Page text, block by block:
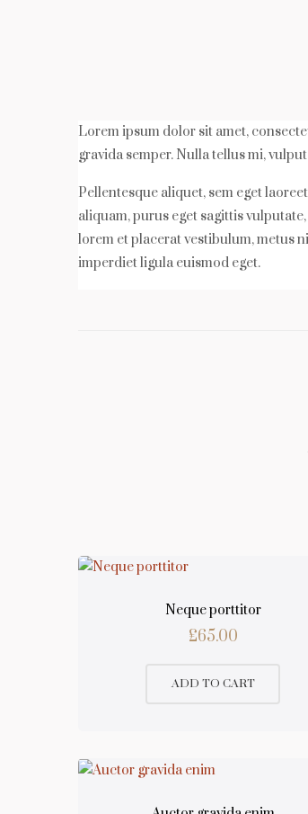
Lorem ipsum dolor sit amet,
gravida semper. Nulla tellus mi,
Pellentesque aliquet, sem eget
aliquam, purus eget sagittis
lorem et placerat vestibulum, metus
imperdiet ligula euismod eget.
Neque porttitor
£65.00
ADD TO CART